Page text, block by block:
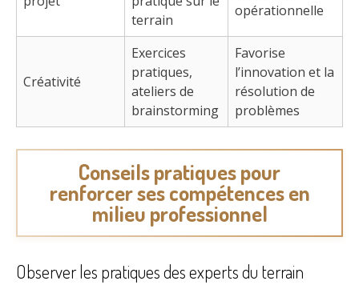
terrain
opérationnelle
Créativité
Exercices
pratiques,
ateliers de
brainstorming
Favorise
l’innovation et la
résolution de
problèmes
Conseils pratiques pour
renforcer ses compétences en
milieu professionnel
Observer les pratiques des experts du terrain